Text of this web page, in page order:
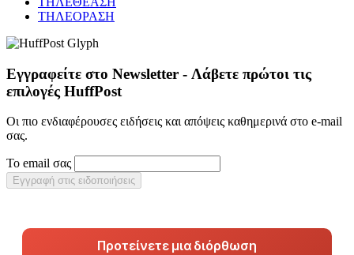
ΤΗΛΕΟΡΑΣΗ
Εγγραφείτε στο Newsletter - Λάβετε πρώτοι τις
επιλογές HuffPost
Οι πιο ενδιαφέρουσες ειδήσεις και απόψεις καθημερινά στο e-mail
σας.
Το email σας
Εγγραφή στις ειδοποιήσεις
Προτείνετε μια διόρθωση